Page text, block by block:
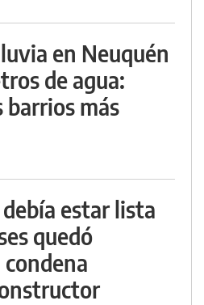
en Neuquén
de agua:
barrios más
estar lista
quedó